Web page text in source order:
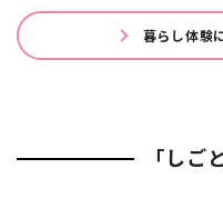
暮らし体験
「しご